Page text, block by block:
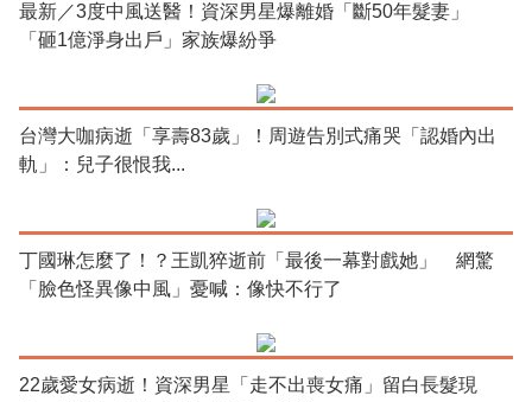
最新／3度中風送醫！資深男星爆離婚「斷50年髮妻」
「砸1億淨身出戶」家族爆紛爭
台灣大咖病逝「享壽83歲」！周遊告別式痛哭「認婚內出
軌」：兒子很恨我...
丁國琳怎麼了！？王凱猝逝前「最後一幕對戲她」 網驚
「臉色怪異像中風」憂喊：像快不行了
22歲愛女病逝！資深男星「走不出喪女痛」留白長髮現